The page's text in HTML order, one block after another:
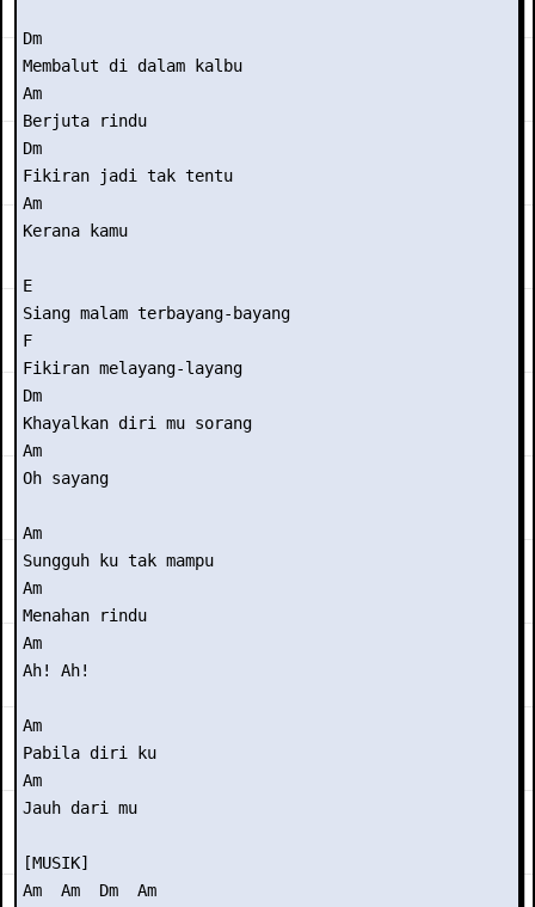
Dm
Membalut di dalam kalbu
Am
Berjuta rindu
Dm
Fikiran jadi tak tentu
Am
Kerana kamu
E
Siang malam terbayang-bayang
F
Fikiran melayang-layang
Dm
Khayalkan diri mu sorang
Am
Oh sayang
Am
Sungguh ku tak mampu
Am
Menahan rindu
Am
Ah! Ah!
Am
Pabila diri ku
Am
Jauh dari mu
[MUSIK]
Am  Am  Dm  Am